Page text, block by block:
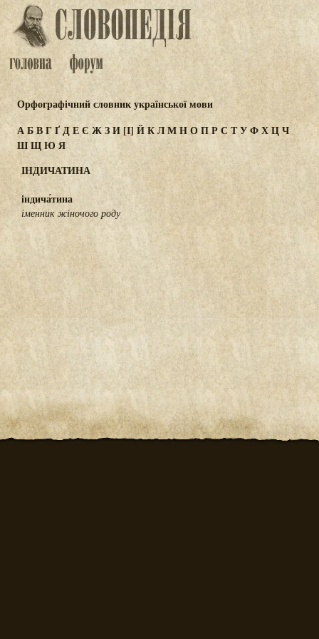
Орфографічний словник української мови
АБВГҐДЕЄ ЖЗИ[І] ЙКЛМНОПР СТУФХЦЧ
ШЩЮЯ
ІНДИЧАТИНА
індича́тина
іменник жіночого роду